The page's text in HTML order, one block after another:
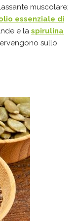
muscolare;
essenziale di
e la spirulina
sullo